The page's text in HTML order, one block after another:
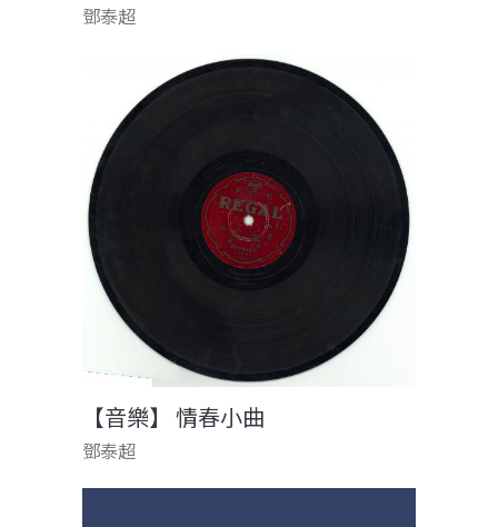
鄧泰超
【音樂】 情春小曲
鄧泰超